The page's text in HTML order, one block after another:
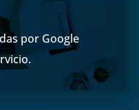
por Google